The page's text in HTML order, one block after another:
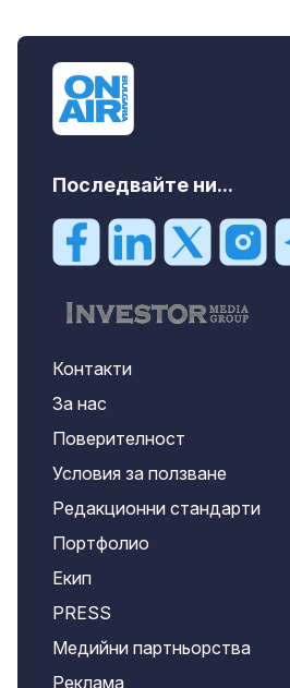
Последвайте ни...
Контакти
За нас
Поверителност
Условия за ползване
Редакционни стандарти
Портфолио
Екип
PRESS
Медийни партньорства
Реклама